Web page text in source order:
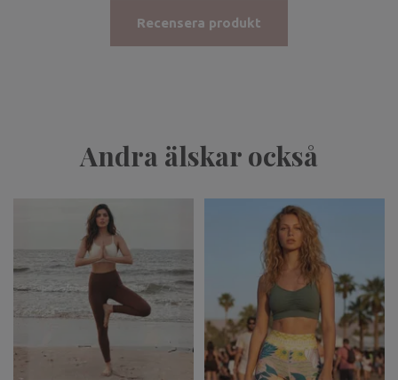
Recensera produkt
Andra älskar också